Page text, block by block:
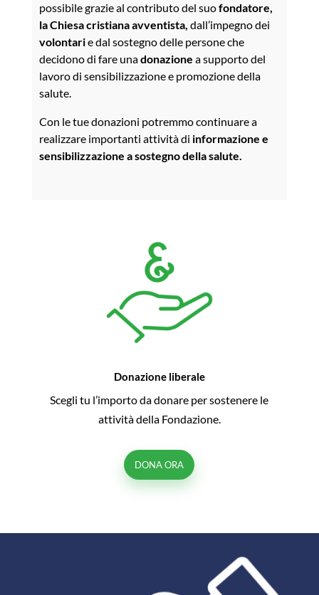
possibile grazie al contributo del suofondatore,
la Chiesa cristiana avventista, dall’impegno dei
volontarie dal sostegno delle persone che
decidono di fare unadonazione a supporto del
lavoro di sensibilizzazione e promozione della
salute.
Con le tue donazioni potremmo continuare a
realizzare importanti attività di informazione e
sensibilizzazione a sostegno della salute.
Donazione liberale
Scegli tu l’importo da donare per sostenere le
attività della Fondazione.
DONA ORA